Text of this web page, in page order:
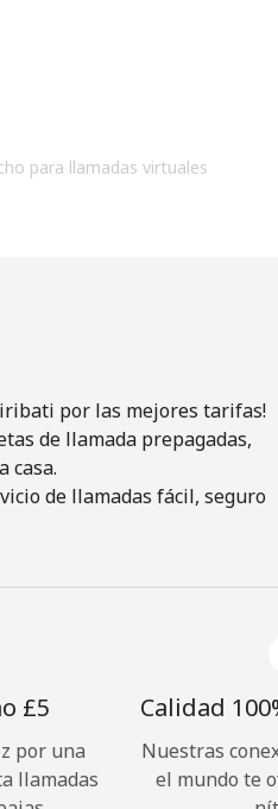
para llamadas virtuales
por las mejores tarifas!
de llamada prepagadas,
casa.
de llamadas fácil, seguro
⁦£5⁩
por una
llamadas
Calidad
Nuestras
el mundo te